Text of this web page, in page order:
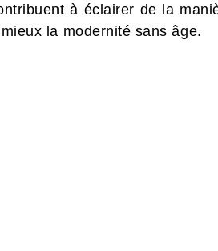
à éclairer de la
la modernité sans âge.